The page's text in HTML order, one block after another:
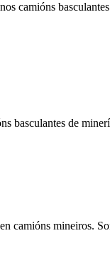
camións
basculantes de
camións mineiros.